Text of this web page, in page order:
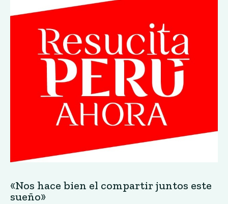
«Nos hace bien el compartir juntos este
sueño»